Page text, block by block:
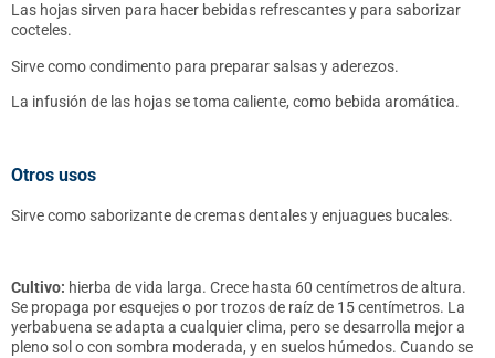
Las hojas sirven para hacer bebidas refrescantes y para saborizar
cocteles.
Sirve como condimento para preparar salsas y aderezos.
La infusión de las hojas se toma caliente, como bebida aromática.
Otros usos
Sirve como saborizante de cremas dentales y enjuagues bucales.
Cultivo: hierba de vida larga. Crece hasta 60 centímetros de altura.
Se propaga por esquejes o por trozos de raíz de 15 centímetros. La
yerbabuena se adapta a cualquier clima, pero se desarrolla mejor a
pleno sol o con sombra moderada, y en suelos húmedos. Cuando se